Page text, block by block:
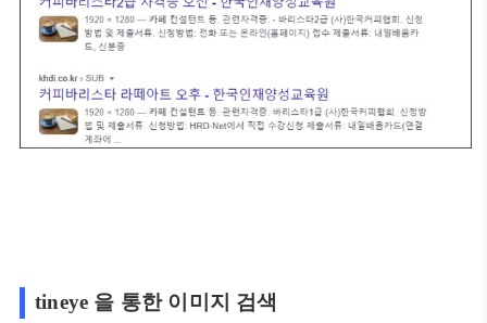
tineye 을 통한 이미지 검색